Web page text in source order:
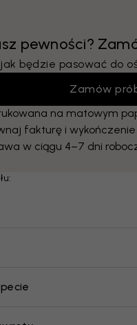
pewności?
będzie pasować do
Zamów
na matowym
fakturę i
w ciągu 4–7 dni